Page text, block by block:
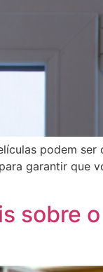
podem
garantir que
sobre